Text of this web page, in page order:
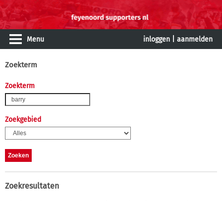
Menu inloggen aanmelden
Zoekterm
Zoekterm
Zoekgebied
Zoekresultaten